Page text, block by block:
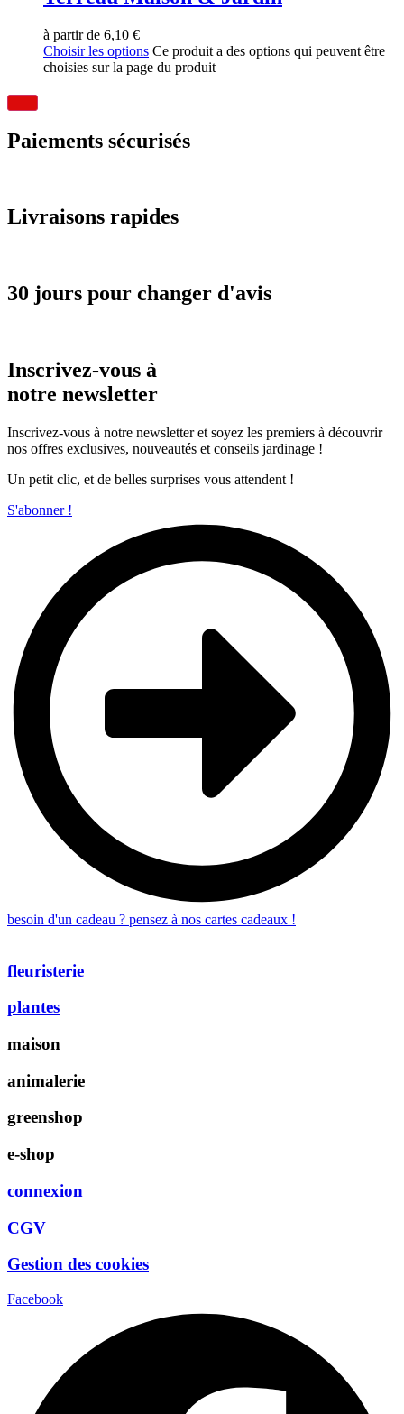
à partir de 6,10 €
Choisir les options Ce produit a des options qui peuvent être
choisies sur la page du produit
Paiements sécurisés
Livraisons rapides
30 jours pour changer d'avis
Inscrivez-vous à
notre newsletter
Inscrivez-vous à notre newsletter et soyez les premiers à découvrir
nos offres exclusives, nouveautés et conseils jardinage !
Un petit clic, et de belles surprises vous attendent !
S'abonner !
besoin d'un cadeau ? pensez à nos cartes cadeaux !
fleuristerie
plantes
maison
animalerie
greenshop
e-shop
connexion
CGV
Gestion des cookies
Facebook